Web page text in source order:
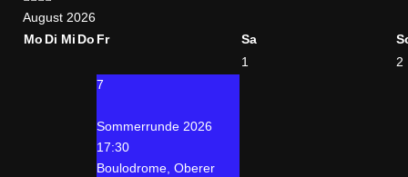
August 2026
Mo Di Mi Do Fr Sa
1
2
7
Sommerrunde 2026
17:30
Boulodrome, Oberer